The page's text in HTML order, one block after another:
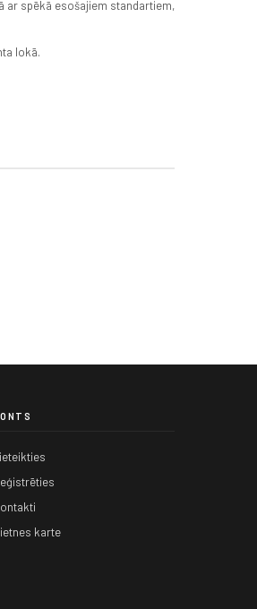
ar spēkā esošajiem standartiem,
lokā.
karte